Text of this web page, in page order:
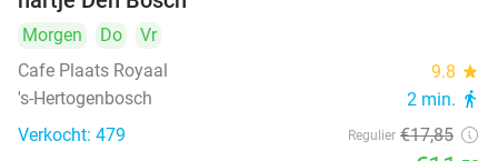
Morgen Do
Vr
Cafe Plaats Royaal
9.8 star
's-Hertogenbosch 2 min. directions_walk
Verkocht: 479 Regulier €17,85